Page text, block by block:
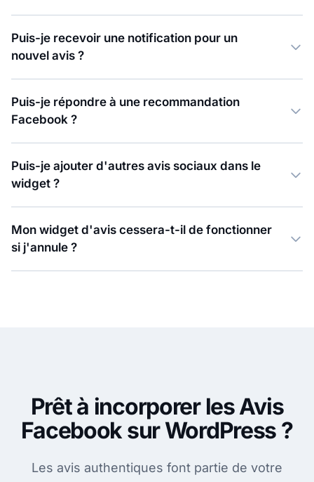
Puis-je recevoir une notification pour un
nouvel avis ?
Puis-je répondre à une recommandation
Facebook ?
Puis-je ajouter d'autres avis sociaux dans le
widget ?
Mon widget d'avis cessera-t-il de fonctionner
si j'annule ?
Prêt à incorporer les Avis
Facebook sur WordPress ?
Les avis authentiques font partie de votre